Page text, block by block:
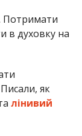
Потримати
в духовку на
як
лінивий